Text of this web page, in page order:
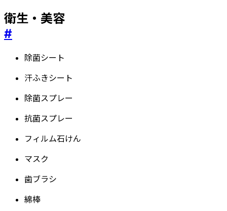
衛生・美容
#
除菌シート
汗ふきシート
除菌スプレー
抗菌スプレー
フィルム石けん
マスク
歯ブラシ
綿棒